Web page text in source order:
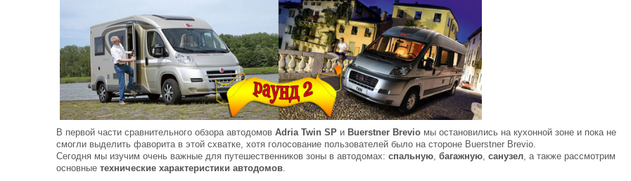
В первой части сравнительного обзора автодомовAdria Twin SP и Buerstner Brevio мы остановились на кухонной зоне и пока не
смогли выделить фаворита в этой схватке, хотя голосование пользователей было на стороне Buerstner Brevio.
Сегодня мы изучим очень важные для путешественников зоны в автодомах:спальную,багажную,санузел, а также рассмотрим
основныетехнические характеристики автодомов.